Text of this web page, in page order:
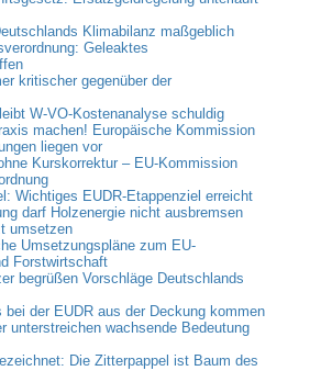
Klimabilanz maßgeblich
Geleaktes
kritischer gegenüber der
W-VO-Kostenanalyse schuldig
machen! Europäische Kommission
liegen vor
Kurskorrektur – EU-Kommission
Wichtiges EUDR-Etappenziel erreicht
darf Holzenergie nicht ausbremsen
umsetzen
Umsetzungspläne zum EU-
Forstwirtschaft
begrüßen Vorschläge Deutschlands
der EUDR aus der Deckung kommen
unterstreichen wachsende Bedeutung
Die Zitterpappel ist Baum des